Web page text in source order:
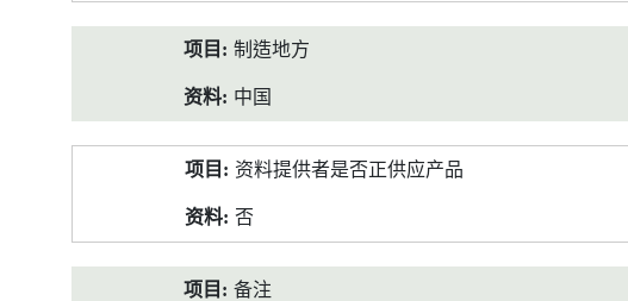
制造地方
中国
资料提供者是否正供应产品
否
备注